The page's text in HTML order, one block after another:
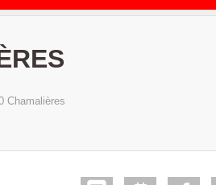
Chamalières